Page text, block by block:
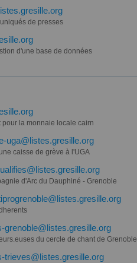
de presses
d'une base de données
pour la monnaie locale cairn
uga@listes.gresille.org
caisse de grève à l'UGA
d'Arc du Dauphiné - Grenoble
grenoble@listes.gresille.org
du cercle de chant de Grenoble
trieves@listes.gresille.org